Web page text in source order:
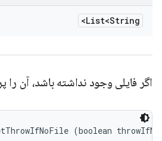
List<String>
اگر فایلی وجود نداشته باشد، آن را
(boolean